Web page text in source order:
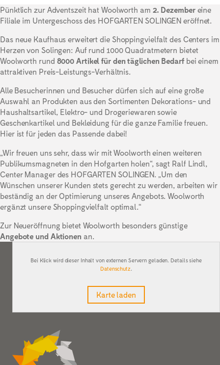
Pünktlich zur Adventszeit hat Woolworth am 2. Dezembereine
Filiale im Untergeschoss des HOFGARTEN SOLINGEN eröffnet.
Das neue Kaufhaus erweitert die Shoppingvielfalt des Centers im
Herzen von Solingen: Auf rund 1000 Quadratmetern bietet
Woolworth rund 8000 Artikel für den täglichen Bedarfbei einem
attraktiven Preis-Leistungs-Verhältnis.
Alle Besucherinnen und Besucher dürfen sich auf eine große
Auswahl an Produkten aus den Sortimenten Dekorations- und
Haushaltsartikel, Elektro- und Drogeriewaren sowie
Geschenkartikel und Bekleidung für die ganze Familie freuen.
Hier ist für jeden das Passende dabei!
„Wir freuen uns sehr, dass wir mit Woolworth einen weiteren
Publikumsmagneten in den Hofgarten holen“, sagt Ralf Lindl,
Center Manager des HOFGARTEN SOLINGEN. „Um den
Wünschen unserer Kunden stets gerecht zu werden, arbeiten wir
beständig an der Optimierung unseres Angebots. Woolworth
ergänzt unsere Shoppingvielfalt optimal.“
Zur Neueröffnung bietet Woolworth besonders günstige
Angebote und Aktionen an.
Bei Klick wird dieser Inhalt von externen Servern geladen. Details siehe
Datenschutz.
Karte laden